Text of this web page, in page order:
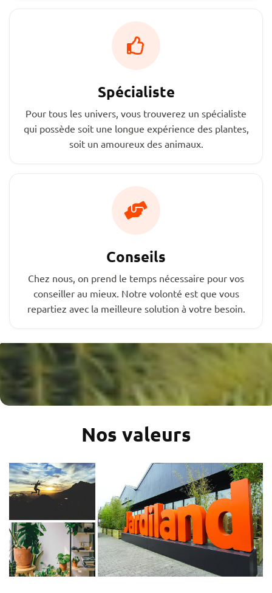
Spécialiste
Pour tous les univers, vous trouverez un spécialiste
qui possède soit une longue expérience des plantes,
soit un amoureux des animaux.
Conseils
Chez nous, on prend le temps nécessaire pour vos
conseiller au mieux. Notre volonté est que vous
repartiez avec la meilleure solution à votre besoin.
Nos valeurs